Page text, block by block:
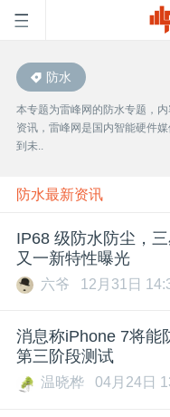
首
页
雷
峰
公
防水
本专题为雷峰网的防水专题，
资讯，雷峰网是国内智能硬件
到未..
防水最新资讯
IP68 级防水防尘，
又一新特性曝光
六爷 12月31日
消息称iPhone 7将能
第三阶段测试
温晓桦 04月24日